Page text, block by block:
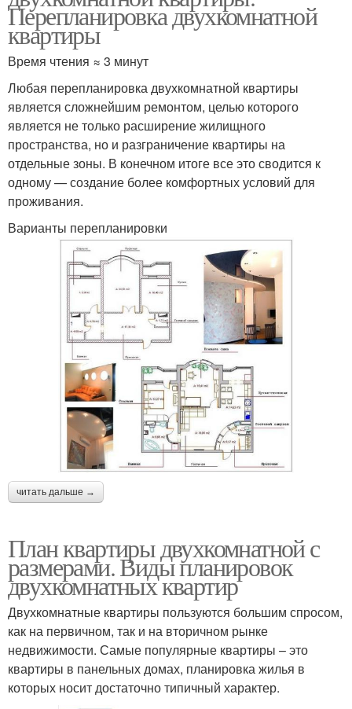
Перепланировка двухкомнатной
квартиры
Время чтения ≈ 3 минут
Любая перепланировка двухкомнатной квартиры
является сложнейшим ремонтом, целью которого
является не только расширение жилищного
пространства, но и разграничение квартиры на
отдельные зоны. В конечном итоге все это сводится к
одному — создание более комфортных условий для
проживания.
Варианты перепланировки
читать дальше →
План квартиры двухкомнатной с
размерами. Виды планировок
двухкомнатных квартир
Двухкомнатные квартиры пользуются большим спросом,
как на первичном, так и на вторичном рынке
недвижимости. Самые популярные квартиры – это
квартиры в панельных домах, планировка жилья в
которых носит достаточно типичный характер.